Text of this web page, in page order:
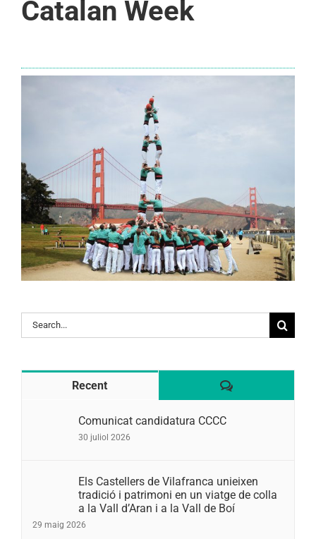
Catalan Week
Search
for:
Recent Comentaris
Comunicat candidatura CCCC
30 juliol 2026
Els Castellers de Vilafranca unieixen
tradició i patrimoni en un viatge de colla
a la Vall d’Aran i a la Vall de Boí
29 maig 2026